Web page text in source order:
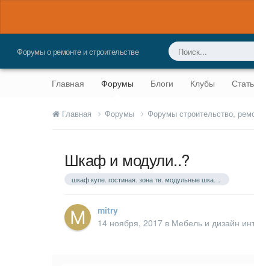
Форумы о ремонте и строительстве
Главная Форумы Блоги Клубы
Главная Форумы Форумы строительство,
Шкаф и модули..?
mitry
14 ноября, 2017 в Мебель и дизайн